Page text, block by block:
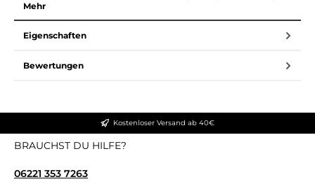
Mehr
Eigenschaften
Bewertungen
Kostenloser Versand ab 40€
BRAUCHST DU HILFE?
06221 353 7263